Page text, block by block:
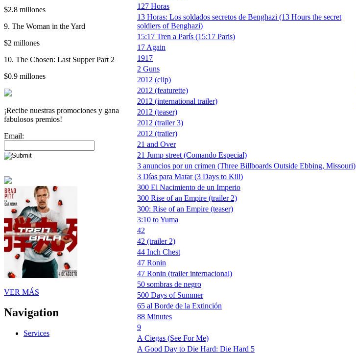
$2.8 millones
9. The Woman in the Yard
$2 millones
10. The Chosen: Last Supper Part 2
$0.9 millones
¡Recibe nuestras promociones y gana
fabulosos premios!
Email:
VER MÁS
Navigation
Services
127 Horas
13 Horas: Los soldados secretos de Benghazi (13 Hours the secret
soldiers of Benghazi)
15:17 Tren a París (15:17 Paris)
17 Again
1917
2 Guns
2012 (clip)
2012 (featurette)
2012 (international trailer)
2012 (teaser)
2012 (trailer 3)
2012 (trailer)
21 and Over
21 Jump street (Comando Especial)
3 anuncios por un crimen (Three Billboards Outside Ebbing, Missouri)
3 Días para Matar (3 Days to Kill)
300 El Nacimiento de un Imperio
300 Rise of an Empire (trailer 2)
300: Rise of an Empire (teaser)
3:10 to Yuma
42
42 (trailer 2)
44 Inch Chest
47 Ronin
47 Ronin (trailer internacional)
50 sombras de negro
500 Days of Summer
65 al Borde de la Extinción
88 Minutes
9
A Ciegas (See For Me)
A Good Day to Die Hard: Die Hard 5